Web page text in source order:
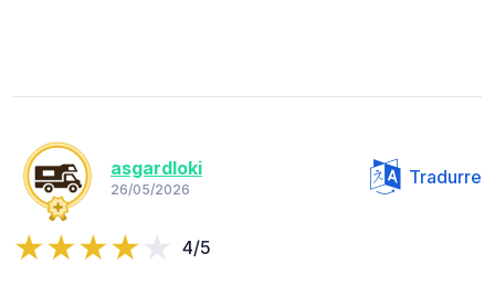
asgardloki
26/05/2026
Tradurre
4/5